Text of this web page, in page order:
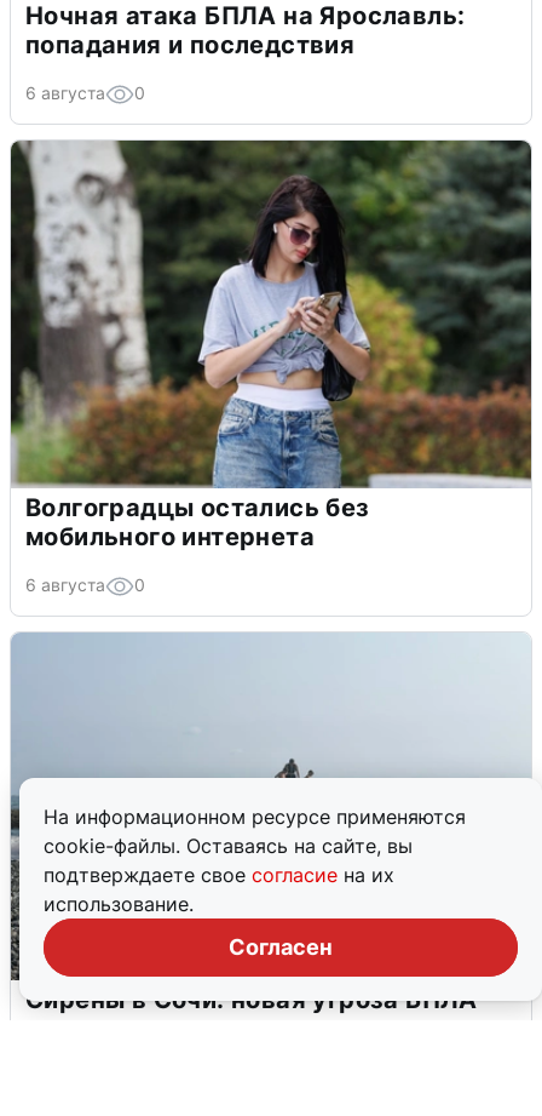
На информационном ресурсе применяются
cookie-файлы. Оставаясь на сайте, вы
подтверждаете свое согласие на их
использование.
Согласен
Ночная атака БПЛА на Ярославль:
попадания и последствия
6 августа 0
Волгоградцы остались без
мобильного интернета
6 августа 0
Сирены в Сочи: новая угроза БПЛА